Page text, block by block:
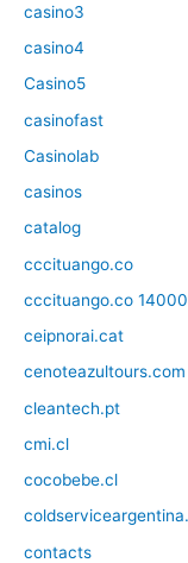
casino3
casino4
Casino5
casinofast
Casinolab
casinos
catalog
cccituango.co
cccituango.co 14000
ceipnorai.cat
cleantech.pt
cmi.cl
cocobebe.cl
contacts